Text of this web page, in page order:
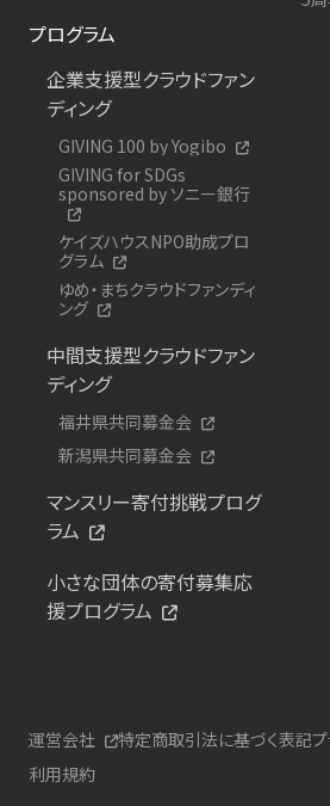
プログラム
企業支援型クラウドファン
ディング
GIVING 100 by Yogibo
GIVING for SDGs
sponsored by ソニー銀行
ケイズハウスNPO助成プロ
グラム
ゆめ・まちクラウドファンディ
ング
中間支援型クラウドファン
ディング
福井県共同募金会
新潟県共同募金会
マンスリー寄付挑戦プログ
ラム
小さな団体の寄付募集応
援プログラム
運営会社 特定商取引法に基づく表記
利用規約